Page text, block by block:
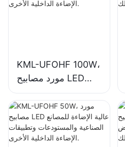
KML-UFOHF 100W،
مورد مصابيح LED
عالية الإضاءة للمصانع
الصناعية والمستودعات
وتطبيقات الإضاءة
الداخلية الأخرى.